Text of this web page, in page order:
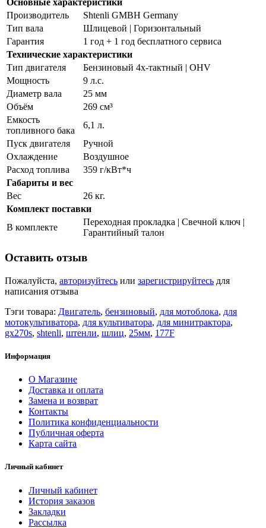
Основные характеристики
Производитель
Shtenli GMBH Germany
Тип вала
Шлицевой | Горизонтальный
Гарантия
1 год + 1 год бесплатного сервиса
Технические характеристики
Тип двигателя
Бензиновый 4х-тактный | OHV
Мощность
9 л.с.
Диаметр вала
25 мм
Объём
269 см³
Емкость
топливного бака
6,1 л.
Пуск двигателя
Ручной
Охлаждение
Воздушное
Расход топлива
359 г/кВт*ч
Габариты и вес
Вес
26 кг.
Комплект поставки
В комплекте
Переходная прокладка | Cвечной ключ |
Гарантийный талон
Оставить отзыв
Пожалуйста, авторизуйтесь или зарегистрируйтесь для
написания отзыва
Тэги товара: Двигатель, бензиновый, для мотоблока, для
мотокультиватора, для культиватора, для минитрактора,
gx270s, shtenli, штенли, шлиц, 25мм, 177F
Информация
О Магазине
Доставка и оплата
Замена и возврат
Контакты
Политика конфиденциальности
Публичная оферта
Карта сайта
Личный кабинет
Личный кабинет
История заказов
Закладки
Рассылка